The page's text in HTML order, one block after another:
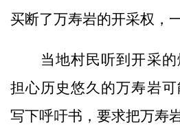
买断了万寿岩的开采权，
当地村民听到开采的
担心历史悠久的万寿岩
写下呼吁书，要求把万寿